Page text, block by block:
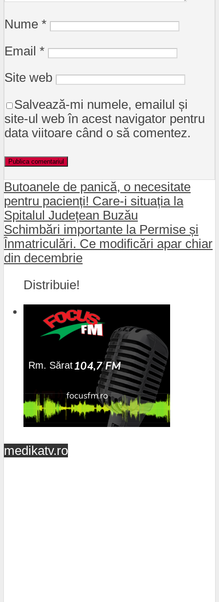
Nume *
Email *
Site web
Salvează-mi numele, emailul și
site-ul web în acest navigator pentru
data viitoare când o să comentez.
Butoanele de panică, o necesitate
pentru pacienți! Care-i situația la
Spitalul Județean Buzău
Schimbări importante la Permise și
Înmatriculări. Ce modificări apar chiar
din decembrie
Distribuie!
medikatv.ro